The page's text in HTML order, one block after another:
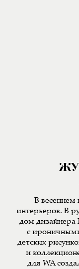
В весеннем
интерьеров. В
дом дизайнера
с
детских
и
для WA